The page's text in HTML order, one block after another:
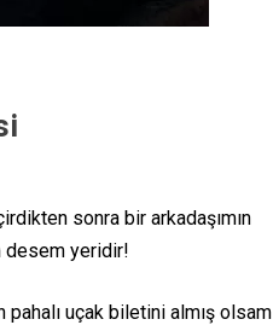
sonra bir arkadaşımın
desem yeridir!
uçak biletini almış olsam